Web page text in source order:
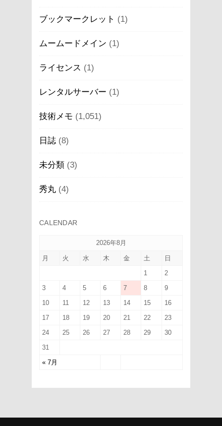
ブックマークレット (1)
ムームードメイン (1)
ライセンス (1)
レンタルサーバー (1)
技術メモ (1,051)
日誌 (8)
未分類 (3)
秀丸 (4)
CALENDAR
2026年8月
月 火 水 木 金 土 日
« 7月
1
2
3
4 5 6 7 8
9
10
11 12 13 14 15
16
17
18 19 20 21 22
23
24
25 26 27 28 29
30
31